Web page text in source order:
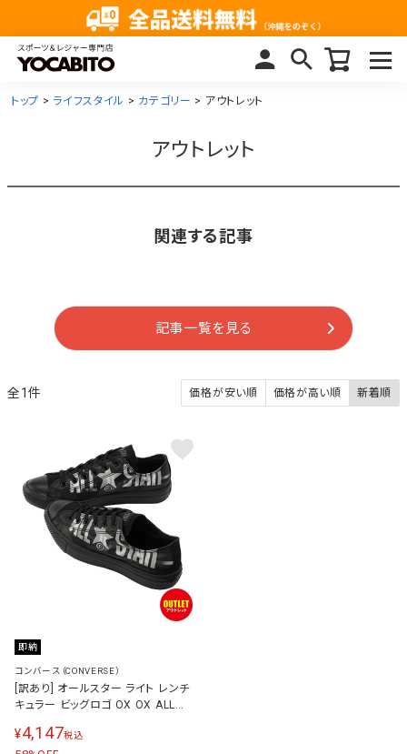
トップ ライフスタイル カテゴリー アウトレット
アウトレット
関連する記事
記事一覧を見る
価格が安い順 価格が高い順 新着順
1
即納
コンバース（CONVERSE）
[訳あり] オールスター ライト レンチ
キュラー ビッグロゴ OX OX ALL
BIGLOGO OX メンズ スニーカー ブ
¥4,147税込